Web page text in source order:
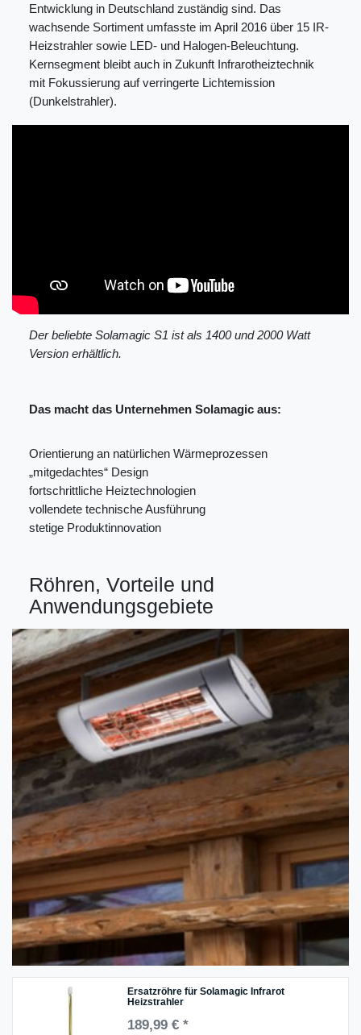
Entwicklung in Deutschland zuständig sind. Das
wachsende Sortiment umfasste im April 2016 über 15 IR-
Heizstrahler sowie LED- und Halogen-Beleuchtung.
Kernsegment bleibt auch in Zukunft Infrarotheiztechnik
mit Fokussierung auf verringerte Lichtemission
(Dunkelstrahler).
Der beliebte Solamagic S1 ist als 1400 und 2000 Watt
Version erhältlich.
Das macht das Unternehmen Solamagic aus:
Orientierung an natürlichen Wärmeprozessen
„mitgedachtes“ Design
fortschrittliche Heiztechnologien
vollendete technische Ausführung
stetige Produktinnovation
Röhren, Vorteile und
Anwendungsgebiete
Ersatzröhre für Solamagic Infrarot
Heizstrahler
189,99 € *